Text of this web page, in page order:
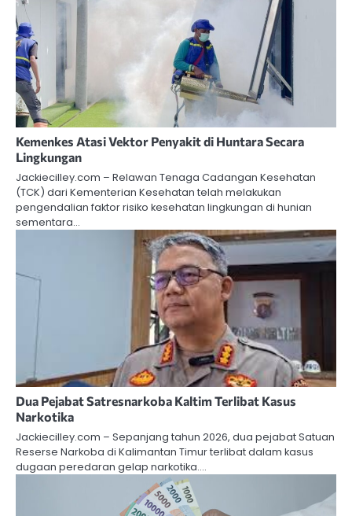
Kemenkes Atasi Vektor Penyakit di Huntara Secara
Lingkungan
Jackiecilley.com – Relawan Tenaga Cadangan Kesehatan
(TCK) dari Kementerian Kesehatan telah melakukan
pengendalian faktor risiko kesehatan lingkungan di hunian
sementara…
Dua Pejabat Satresnarkoba Kaltim Terlibat Kasus
Narkotika
Jackiecilley.com – Sepanjang tahun 2026, dua pejabat Satuan
Reserse Narkoba di Kalimantan Timur terlibat dalam kasus
dugaan peredaran gelap narkotika.…